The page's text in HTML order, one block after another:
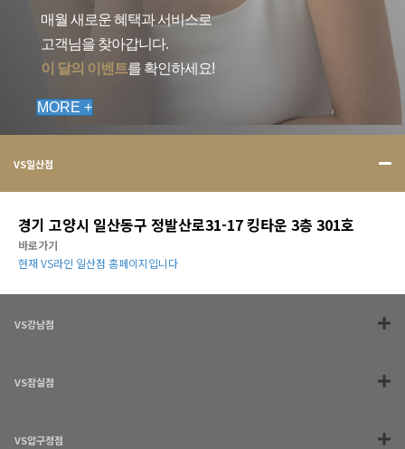
매월 새로운 혜택과 서비스로
고객님을 찾아갑니다.
이 달의 이벤트를 확인하세요!
MORE +
VS일산점
경기 고양시 일산동구 정발산로31-17 킹타운 3층 301호
바로가기
현재 VS라인 일산점 홈페이지입니다
VS강남점
VS잠실점
VS압구정점